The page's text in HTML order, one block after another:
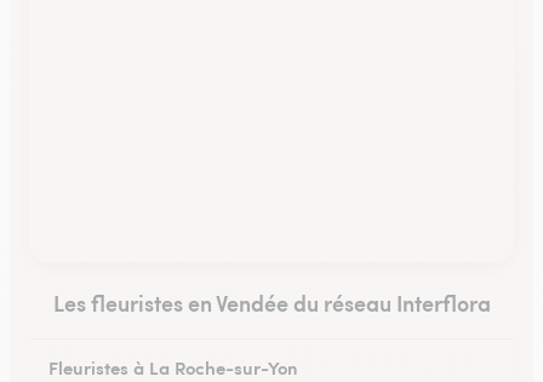
Les fleuristes en Vendée du réseau Interflora
Fleuristes à La Roche-sur-Yon